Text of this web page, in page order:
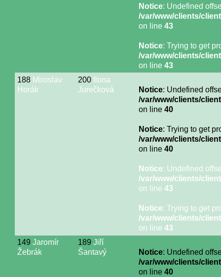
Notice: Undefined
/var/www/clients/
on line 43
Notice: Trying to get
/var/www/clients/
on line 43
188 Miroslav
Horák
200
Ilona
Jurečková
Notice: Undefined
/var/www/clients/
on line 40
Notice: Trying to get
/var/www/clients/
on line 40
Notice: Undefined
/var/www/clients/
on line 43
Notice: Trying to get
/var/www/clients/
on line 43
149 Jaromír
Žebrák
189 Jiří
Šantavý
Notice: Undefined
/var/www/clients/
on line 40